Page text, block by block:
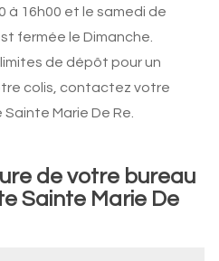
à 16h00 et le samedi de
fermée le Dimanche.
de dépôt pour un
colis, contactez votre
Marie De Re.
de votre bureau
Sainte Marie De